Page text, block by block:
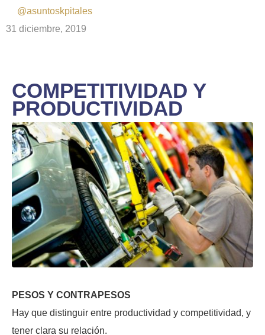
@asuntoskpitales
31 diciembre, 2019
COMPETITIVIDAD Y
PRODUCTIVIDAD
PESOS Y CONTRAPESOS
Hay que distinguir entre productividad y competitividad, y
tener clara su relación.